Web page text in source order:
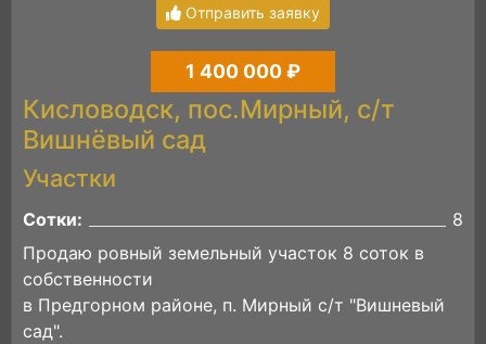
Отправить заявку
1 400 000 ₽
Кисловодск, пос.Мирный, с/т
Вишнёвый сад
Участки
Сотки:
8
Продаю ровный земельный участок 8 соток в
собственности
в Предгорном районе, п. Мирный с/т "Вишневый
сад".